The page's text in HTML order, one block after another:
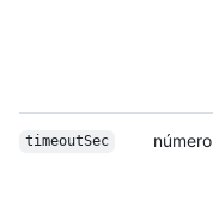
timeoutSec número